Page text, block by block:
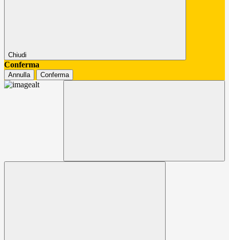
Chiudi
Conferma
Annulla Conferma